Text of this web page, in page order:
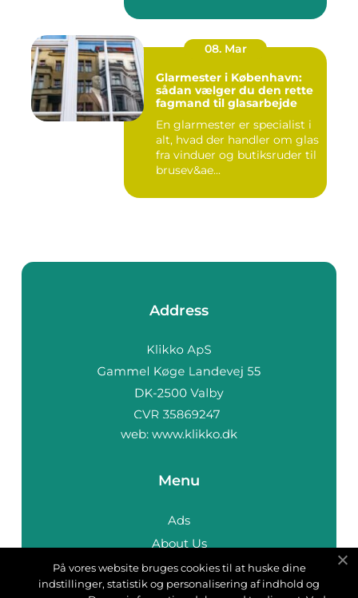
08. Mar
Glarmester i København:
sådan vælger du den rette
fagmand til glasarbejde
En glarmester er specialist i
alt, hvad der handler om glas
fra vinduer og butiksruder til
brusev&ae...
Address
web: www.klikko.dk
Menu
Ads
About Us
Cookies
Contact
På vores website bruges cookies til at huske dine
indstillinger, statistik og personalisering af indhold og